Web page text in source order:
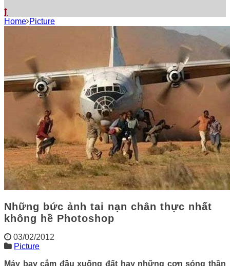
Home Picture
Những bức ảnh tai nạn chân thực nhất
không hề Photoshop
03/02/2012
Picture
Máy bay cắm đầu xuống đất hay những cơn sóng thần